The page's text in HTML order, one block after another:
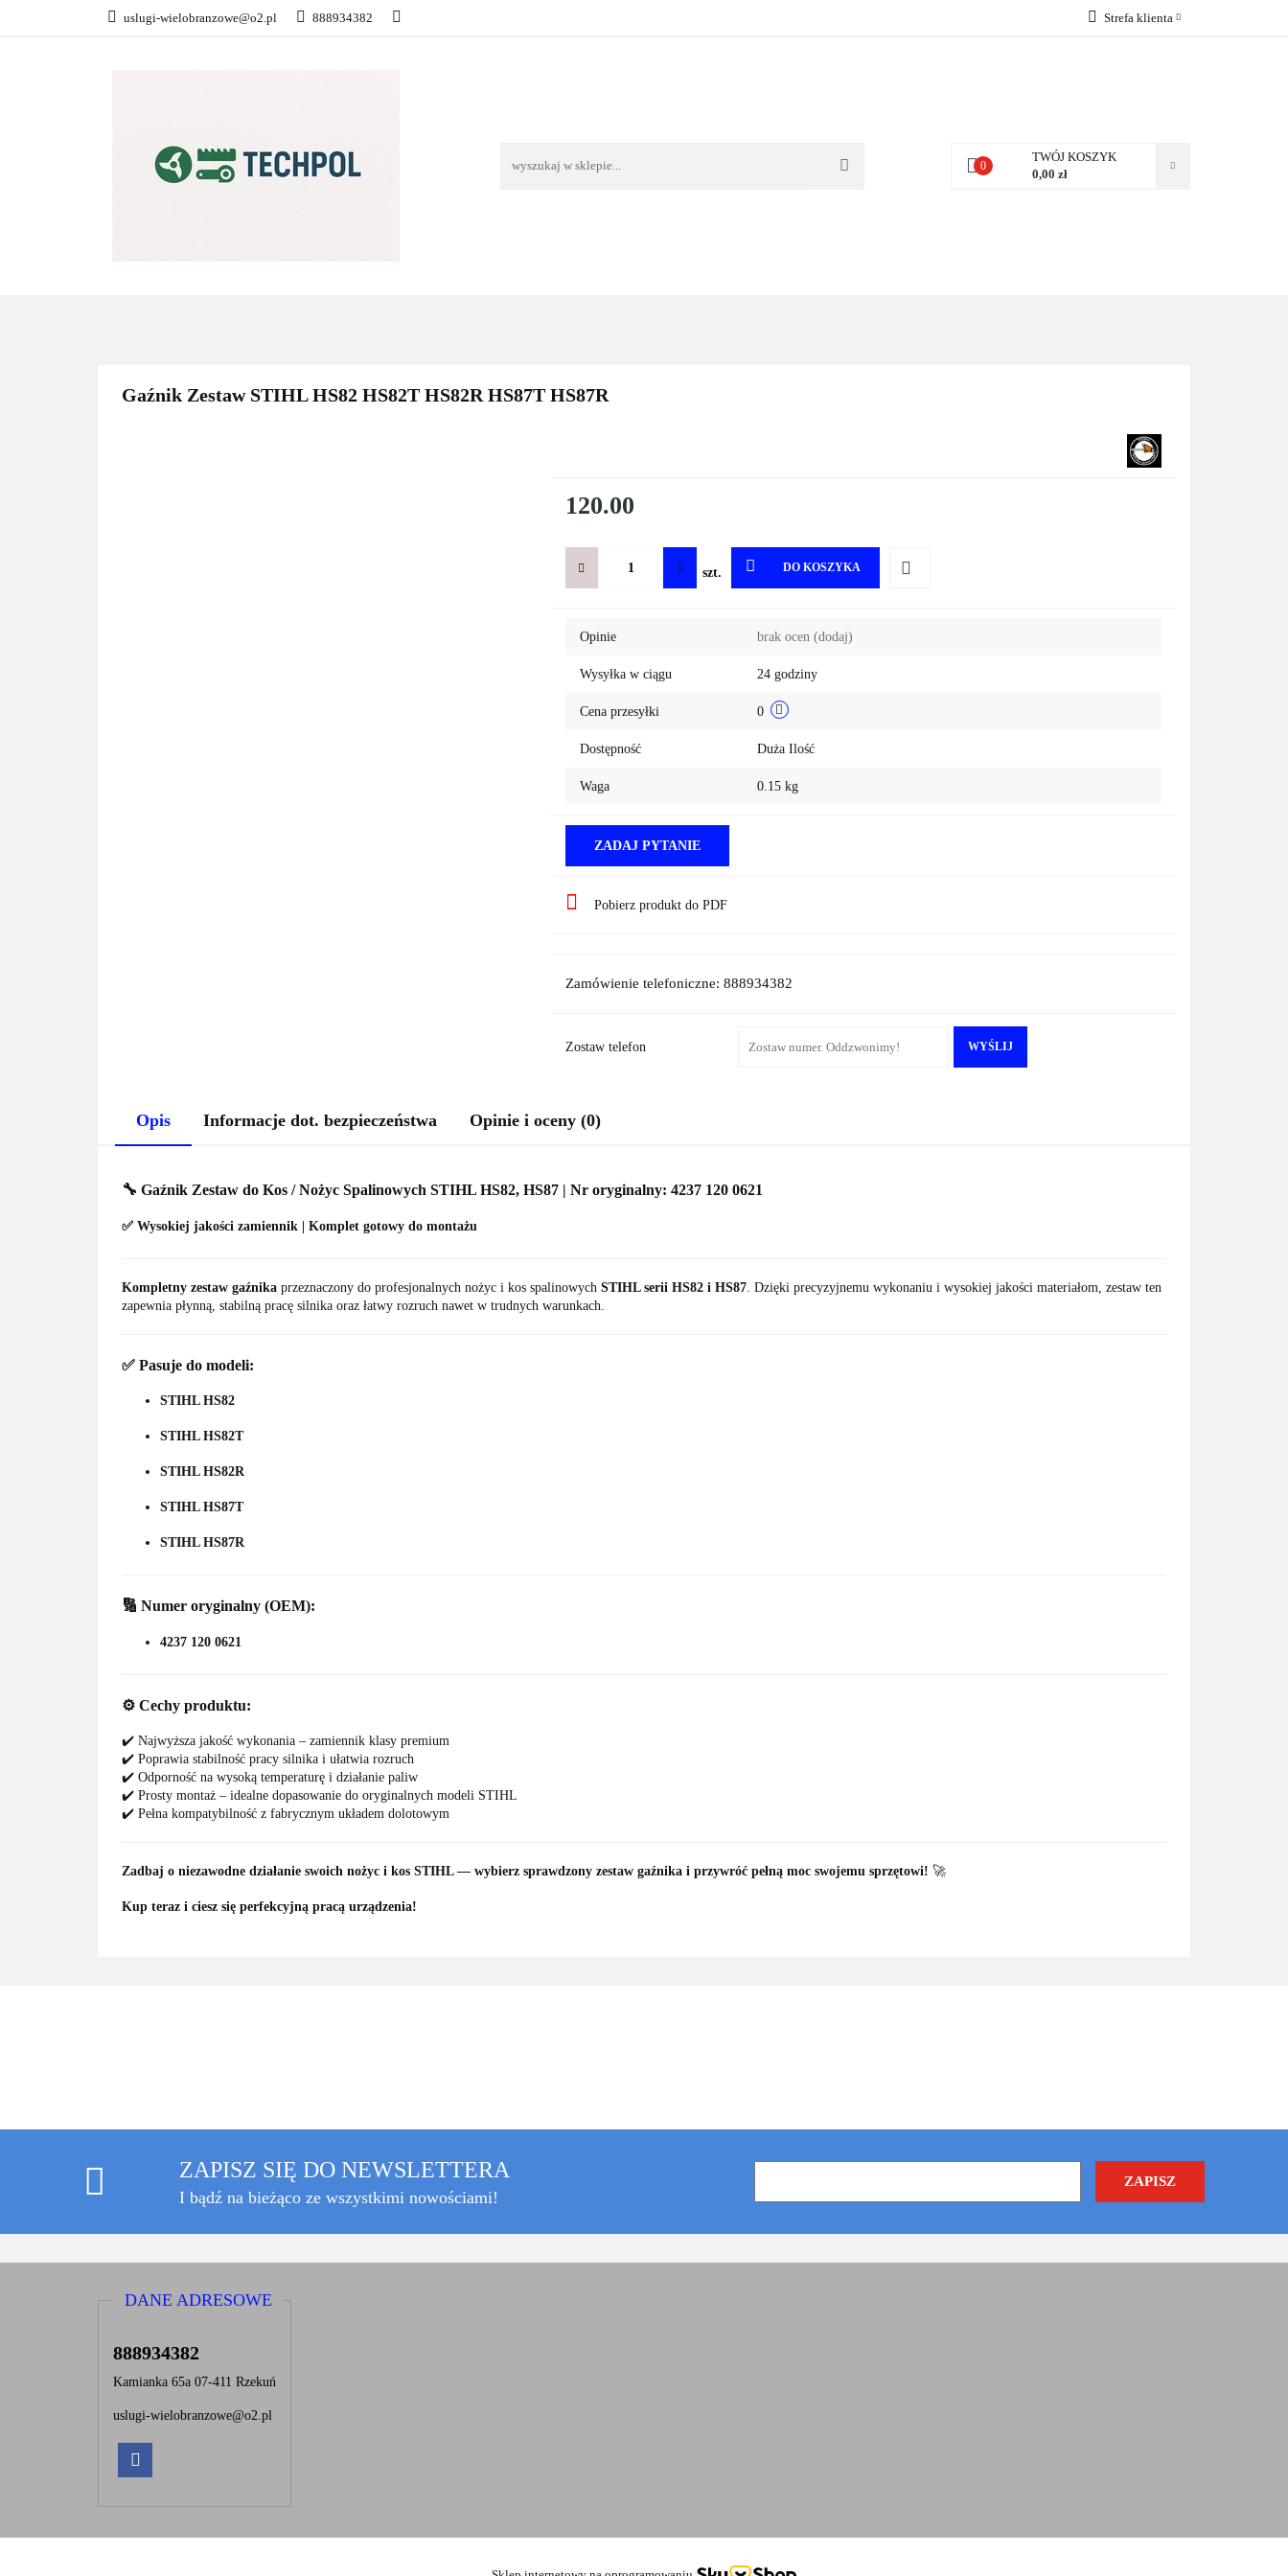
uslugi-wielobranzowe@o2.pl 888934382 Strefa klienta
0
TWÓJ KOSZYK
0,00 zł
Gaźnik Zestaw STIHL HS82 HS82T HS82R HS87T HS87R
120.00
szt. DO KOSZYKA
Opinie brak ocen (dodaj)
Wysyłka w ciągu 24 godziny
Cena przesyłki 0
Dostępność Duża Ilość
Waga 0.15 kg
ZADAJ PYTANIE
Pobierz produkt do PDF
Zamówienie telefoniczne: 888934382
Zostaw telefon WYŚLIJ
Opis Informacje dot. bezpieczeństwa Opinie i oceny (0)
🔧 Gaźnik Zestaw do Kos / Nożyc Spalinowych STIHL HS82, HS87 | Nr oryginalny: 4237 120 0621
✅ Wysokiej jakości zamiennik | Komplet gotowy do montażu
Kompletny zestaw gaźnika przeznaczony do profesjonalnych nożyc i kos spalinowych STIHL serii HS82 i HS87 . Dzięki precyzyjnemu wykonaniu i wysokiej jakości materiałom, zestaw ten
zapewnia płynną, stabilną pracę silnika oraz łatwy rozruch nawet w trudnych warunkach.
✅ Pasuje do modeli:
STIHL HS82
STIHL HS82T
STIHL HS82R
STIHL HS87T
STIHL HS87R
🔢 Numer oryginalny (OEM):
4237 120 0621
⚙️ Cechy produktu:
✔️ Najwyższa jakość wykonania – zamiennik klasy premium
✔️ Poprawia stabilność pracy silnika i ułatwia rozruch
✔️ Odporność na wysoką temperaturę i działanie paliw
✔️ Prosty montaż – idealne dopasowanie do oryginalnych modeli STIHL
✔️ Pełna kompatybilność z fabrycznym układem dolotowym
Zadbaj o niezawodne działanie swoich nożyc i kos STIHL — wybierz sprawdzony zestaw gaźnika i przywróć pełną moc swojemu sprzętowi! 🚀
Kup teraz i ciesz się perfekcyjną pracą urządzenia!
ZAPISZ SIĘ DO NEWSLETTERA
I bądź na bieżąco ze wszystkimi nowościami!
DANE ADRESOWE
888934382
Kamianka 65a 07-411 Rzekuń
uslugi-wielobranzowe@o2.pl